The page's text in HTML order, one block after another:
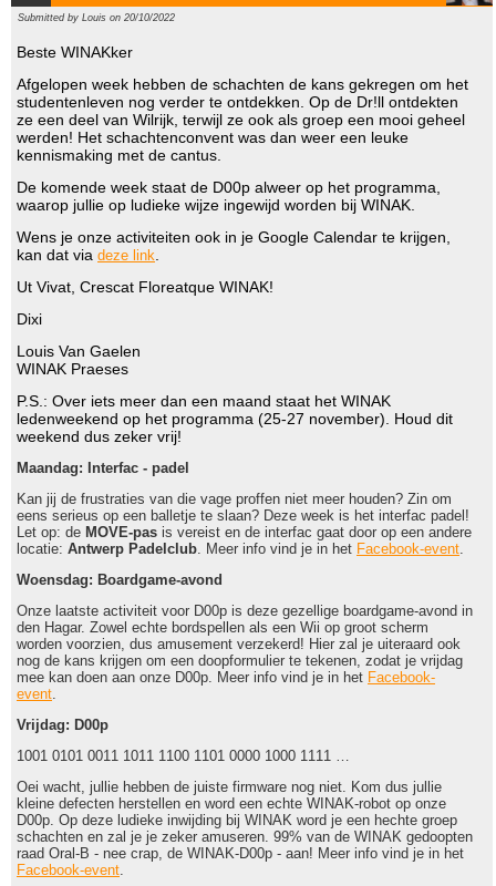
Submitted by Louis on 20/10/2022
Beste WINAKker
Afgelopen week hebben de schachten de kans gekregen om het
studentenleven nog verder te ontdekken. Op de Dr!ll ontdekten
ze een deel van Wilrijk, terwijl ze ook als groep een mooi geheel
werden! Het schachtenconvent was dan weer een leuke
kennismaking met de cantus.
De komende week staat de D00p alweer op het programma,
waarop jullie op ludieke wijze ingewijd worden bij WINAK.
Wens je onze activiteiten ook in je Google Calendar te krijgen,
kan dat via deze link
Ut Vivat, Crescat Floreatque WINAK!
Dixi
Louis Van Gaelen
WINAK Praeses
P.S.: Over iets meer dan een maand staat het WINAK
ledenweekend op het programma (25-27 november). Houd dit
weekend dus zeker vrij!
Maandag: Interfac - padel
Kan jij de frustraties van die vage proffen niet meer houden? Zin om
eens serieus op een balletje te slaan? Deze week is het interfac padel!
Let op: de MOVE-pas is vereist en de interfac gaat door op een andere
locatie: Antwerp Padelclub. Meer info vind je in het Facebook-event.
Woensdag: Boardgame-avond
Onze laatste activiteit voor D00p is deze gezellige boardgame-avond in
den Hagar. Zowel echte bordspellen als een Wii op groot scherm
worden voorzien, dus amusement verzekerd! Hier zal je uiteraard ook
nog de kans krijgen om een doopformulier te tekenen, zodat je vrijdag
mee kan doen aan onze D00p. Meer info vind je in het Facebook-
event.
Vrijdag: D00p
1001 0101 0011 1011 1100 1101 0000 1000 1111 …
Oei wacht, jullie hebben de juiste firmware nog niet. Kom dus jullie
kleine defecten herstellen en word een echte WINAK-robot op onze
D00p. Op deze ludieke inwijding bij WINAK word je een hechte groep
schachten en zal je je zeker amuseren. 99% van de WINAK gedoopten
raad Oral-B - nee crap, de WINAK-D00p - aan! Meer info vind je in het
Facebook-event.